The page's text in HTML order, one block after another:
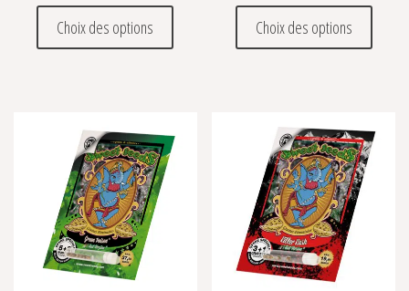
Choix des options
Ce produit a plusieurs variations. Les
Choix des options
Ce